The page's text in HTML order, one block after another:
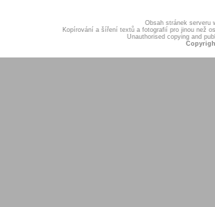
Obsah stránek serveru
Kopírování a šíření textů a fotografií pro jinou než
Unauthorised copying and